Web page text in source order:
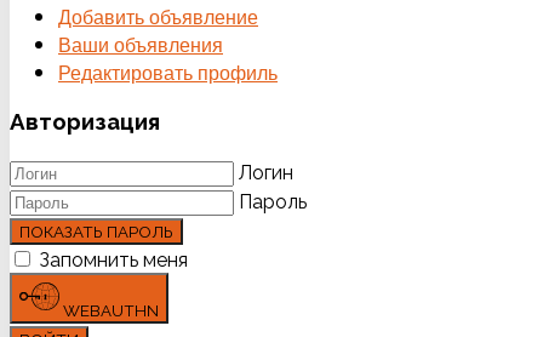
Добавить объявление
Ваши объявления
Редактировать профиль
Авторизация
Логин
Пароль
ПОКАЗАТЬ ПАРОЛЬ
Запомнить меня
WEBAUTHN